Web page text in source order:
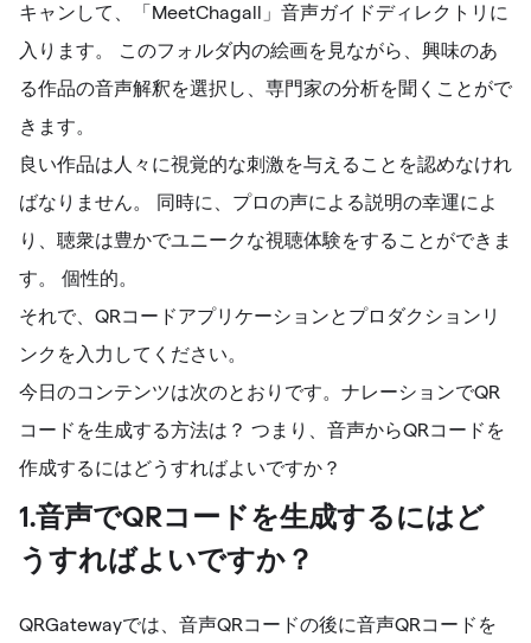
キャンして、「MeetChagall」音声ガイドディレクトリに
入ります。 このフォルダ内の絵画を見ながら、興味のあ
る作品の音声解釈を選択し、専門家の分析を聞くことがで
きます。
良い作品は人々に視覚的な刺激を与えることを認めなけれ
ばなりません。 同時に、プロの声による説明の幸運によ
り、聴衆は豊かでユニークな視聴体験をすることができま
す。 個性的。
それで、QRコードアプリケーションとプロダクションリ
ンクを入力してください。
今日のコンテンツは次のとおりです。ナレーションでQR
コードを生成する方法は？ つまり、音声からQRコードを
作成するにはどうすればよいですか？
1.音声でQRコードを生成するにはど
うすればよいですか？
QRGatewayでは、音声QRコードの後に音声QRコードを